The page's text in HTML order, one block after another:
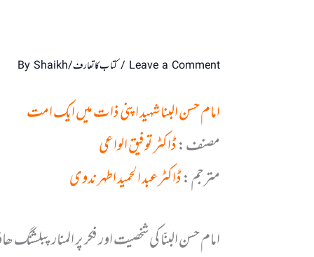
Leave a Comment
/کتاب کا تعارف/ By
Shaikh
امام حسن البنا شہید اپنی ذات میں ایک امت
مصنف:ڈاکٹر توفیق الواعی
مترجم:ڈاکٹر عبد الحمید اطہر ندوی
امام حسن البنّا کی شخصیت اور فکر پر المنار